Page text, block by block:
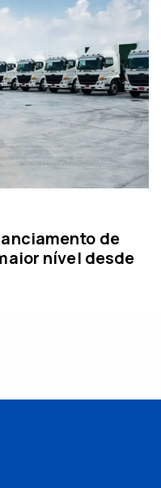
de
nível desde